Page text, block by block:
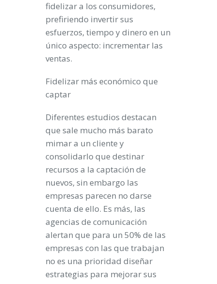
fidelizar a los consumidores,
prefiriendo invertir sus
esfuerzos, tiempo y dinero en un
único aspecto: incrementar las
ventas.
Fidelizar más económico que
captar
Diferentes estudios destacan
que sale mucho más barato
mimar a un cliente y
consolidarlo que destinar
recursos a la captación de
nuevos, sin embargo las
empresas parecen no darse
cuenta de ello. Es más, las
agencias de comunicación
alertan que para un 50% de las
empresas con las que trabajan
no es una prioridad diseñar
estrategias para mejorar sus